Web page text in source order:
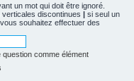
un mot qui doit être ignoré.
discontinues | si seul un
souhaitez effectuer des
comme élément